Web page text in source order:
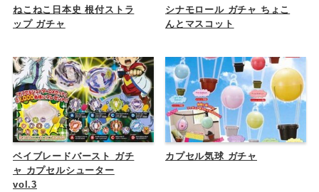
ねこねこ日本史 根付ストラ
ップ ガチャ
シナモロール ガチャ ちょこ
んとマスコット
ベイブレードバースト ガチ
ャ カプセルシューター
vol.3
カプセル気球 ガチャ